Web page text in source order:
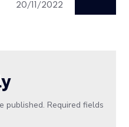
20/11/2022
published. Required fields